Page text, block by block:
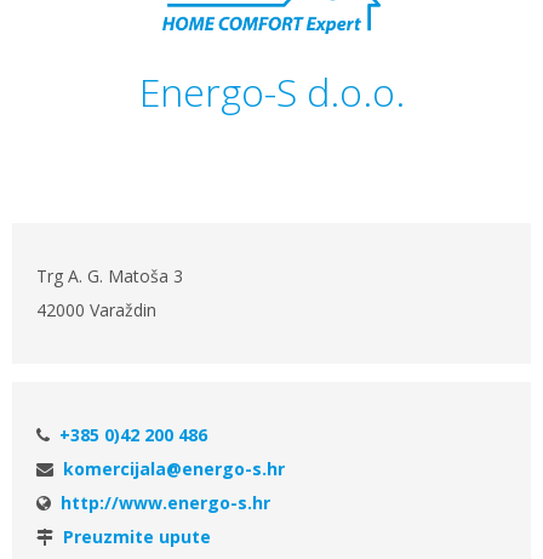
Energo-S d.o.o.
Trg A. G. Matoša 3
42000 Varaždin
+385 0)42 200 486
komercijala@energo-s.hr
http://www.energo-s.hr
Preuzmite upute